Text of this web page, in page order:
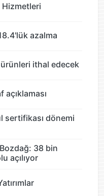
Hizmetleri
azalma
ithal edecek
açıklaması
sertifikası dönemi
38 bin
açılıyor